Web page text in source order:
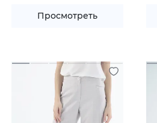
Просмотреть